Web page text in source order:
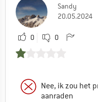
Sandy
20.05.2024
0 0
Nee, ik zou het
aanraden